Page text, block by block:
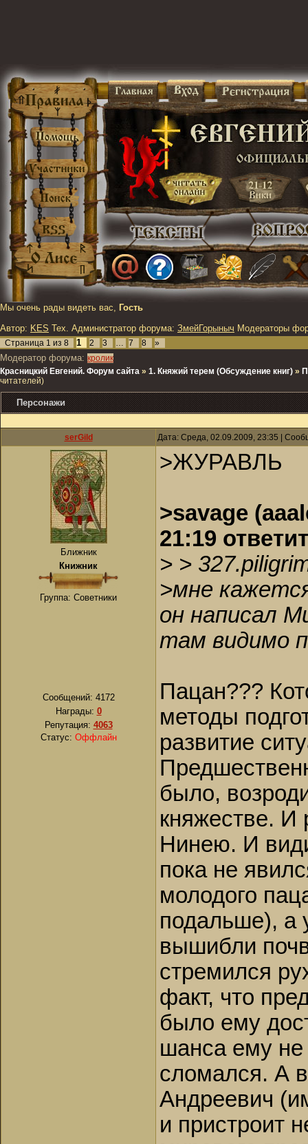
Мы очень рады видеть вас, Гость
Автор: KES Тех. Администратор форума: ЗмейГорыныч Модераторы
Страница 1 из 8 1 2 3 … 7 8 »
Модератор форума: кролик
Красницкий Евгений. Форум сайта » 1. Княжий терем (Обсуждение книг) »
читателей)
Персонажи
serGild Дата: Среда, 02.09.2009, 23:35 |
Ближник
Книжник
Группа: Советники
Сообщений: 4172
Награды: 0
Репутация: 4063
Статус: Оффлайн
>ЖУРАВЛЬ
>savage
21:19
> >
>мне
он написал
там видимо
Пацан???
методы
развитие
было,
княжестве. И
Нинею. И
пока не
молодого
подальше), а
вышибли
стремился
факт, что
было ему
шанса ему не
сломался. А
Андреевич
и пристроит